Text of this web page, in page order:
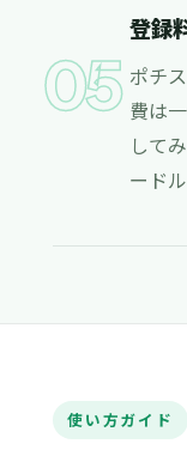
05
登録
ポチ
費は
して
ード
使い方ガイド